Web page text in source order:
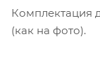
Комплектация
(как на фото).